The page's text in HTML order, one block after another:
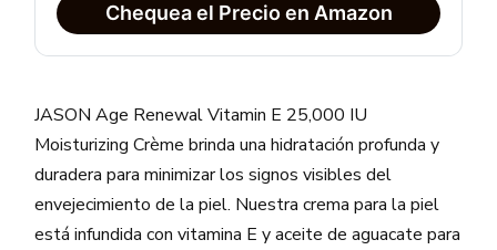
Chequea el Precio en Amazon
JASON Age Renewal Vitamin E 25,000 IU
Moisturizing Crème brinda una hidratación profunda y
duradera para minimizar los signos visibles del
envejecimiento de la piel. Nuestra crema para la piel
está infundida con vitamina E y aceite de aguacate para